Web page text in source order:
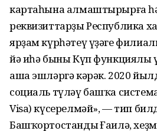
картаһына алмаштырырға
реквизиттарҙы Республика
ярҙам күрһәтеү үҙәге
йә иһә быны Күп функциялы
аша эшләргә кәрәк. 2020
социаль түләү башҡа
Visa) күсерелмәй», — тип
Башҡортостандың Ғаилә,